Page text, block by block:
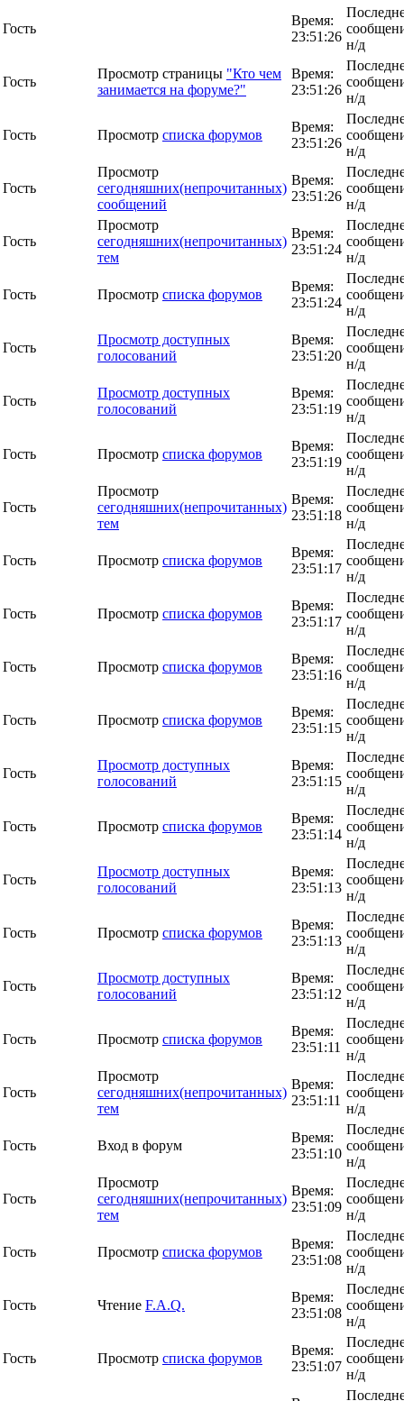
Гость
Время:
23:51:26
н/д
Гость
Просмотр страницы "Кто чем
занимается на форуме?"
Время:
23:51:26
н/д
Гость Просмотр списка форумов
Время:
23:51:26
н/д
Гость
Просмотр
сегодняшних(непрочитанных)
сообщений
Время:
23:51:26
н/д
Гость
Просмотр
сегодняшних(непрочитанных)
тем
Время:
23:51:24
н/д
Гость Просмотр списка форумов
Время:
23:51:24
н/д
Гость
Просмотр доступных
голосований
Время:
23:51:20
н/д
Гость
Просмотр доступных
голосований
Время:
23:51:19
н/д
Гость Просмотр списка форумов
Время:
23:51:19
н/д
Гость
Просмотр
сегодняшних(непрочитанных)
тем
Время:
23:51:18
н/д
Гость Просмотр списка форумов
Время:
23:51:17
н/д
Гость Просмотр списка форумов
Время:
23:51:17
н/д
Гость Просмотр списка форумов
Время:
23:51:16
н/д
Гость Просмотр списка форумов
Время:
23:51:15
н/д
Гость
Просмотр доступных
голосований
Время:
23:51:15
н/д
Гость Просмотр списка форумов
Время:
23:51:14
н/д
Гость
Просмотр доступных
голосований
Время:
23:51:13
н/д
Гость Просмотр списка форумов
Время:
23:51:13
н/д
Гость
Просмотр доступных
голосований
Время:
23:51:12
н/д
Гость Просмотр списка форумов
Время:
23:51:11
н/д
Гость
Просмотр
сегодняшних(непрочитанных)
тем
Время:
23:51:11
н/д
Гость Вход в форум
Время:
23:51:10
н/д
Гость
Просмотр
сегодняшних(непрочитанных)
тем
Время:
23:51:09
н/д
Гость Просмотр списка форумов
Время:
23:51:08
н/д
Гость Чтение F.A.Q.
Время:
23:51:08
н/д
Гость Просмотр списка форумов
Время:
23:51:07
н/д